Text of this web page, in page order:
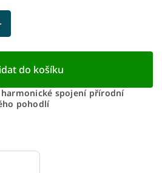
do košíku
spojení přírodní
pohodlí